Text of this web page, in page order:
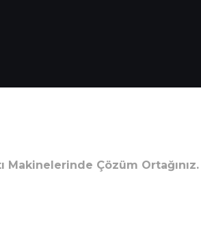
Makinelerinde Çözüm Ortağınız.